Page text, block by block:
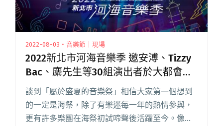
2022-08-03・音樂節｜現場
2022新北市河海音樂季 邀安溥、Tizzy
Bac、麋先生等30組演出者於大都會公
園輪番上陣
談到「屬於盛夏的音樂祭」相信大家第一個想到
的一定是海祭，除了有樂迷每一年的熱情參與，
更有許多樂團在海祭初試啼聲後活躍至今。像是